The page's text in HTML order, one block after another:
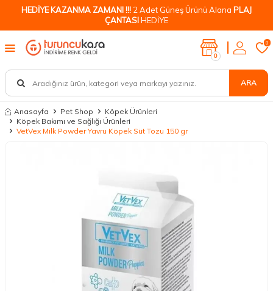
HEDİYE KAZANMA ZAMANI !!! 2 Adet Güneş Ürünü Alana PLAJ
ÇANTASIHEDİYE
ARA
0
0
Anasayfa Pet Shop
Köpek Ürünleri
Köpek Bakımı ve Sağlığı Ürünleri
VetVex Milk Powder Yavru Köpek Süt Tozu 150 gr